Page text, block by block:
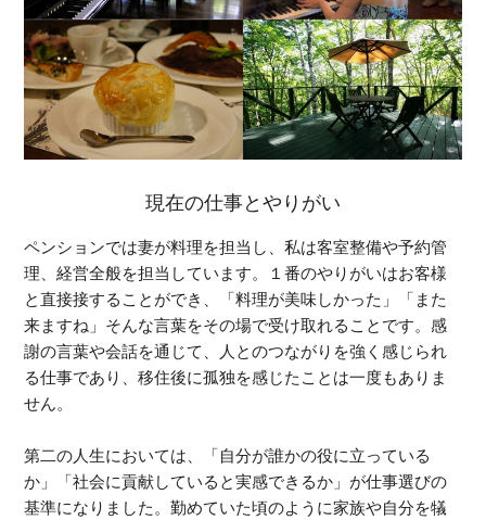
現在の仕事とやりがい
ペンションでは妻が料理を担当し、私は客室整備や予約管
理、経営全般を担当しています。１番のやりがいはお客様
と直接接することができ、「料理が美味しかった」「また
来ますね」そんな言葉をその場で受け取れることです。感
謝の言葉や会話を通じて、人とのつながりを強く感じられ
る仕事であり、移住後に孤独を感じたことは一度もありま
せん。
第二の人生においては、「自分が誰かの役に立っている
か」「社会に貢献していると実感できるか」が仕事選びの
基準になりました。勤めていた頃のように家族や自分を犠